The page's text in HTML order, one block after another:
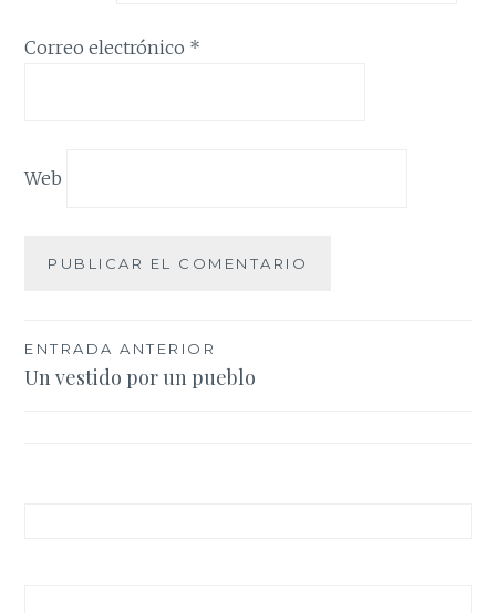
Correo electrónico *
Web
Navegación
de
ENTRADA ANTERIOR
Un vestido por un pueblo